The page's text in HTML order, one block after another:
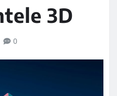
3D
0